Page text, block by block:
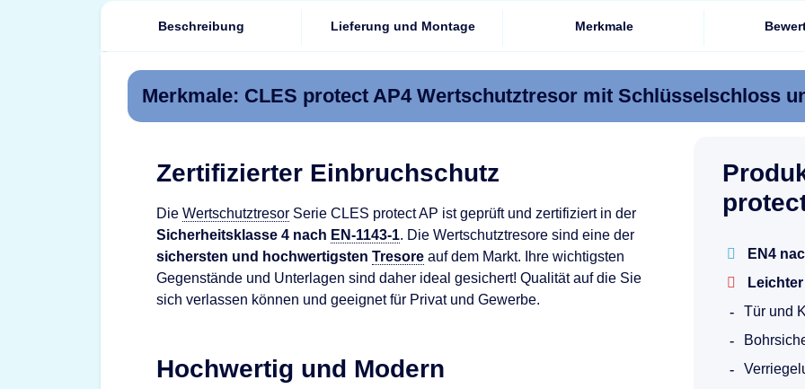
Beschreibung Lieferung und Montage Merkmale
Merkmale: CLES protect AP4 Wertschutztresor mit Schlüsselschloss
Zertifizierter Einbruchschutz
Die Wertschutztresor Serie CLES protect AP ist geprüft und zertifiziert in der
Sicherheitsklasse 4 nach EN-1143-1. Die Wertschutztresore sind eine der
sichersten und hochwertigsten Tresore auf dem Markt. Ihre wichtigsten
Gegenstände und Unterlagen sind daher ideal gesichert! Qualität auf die Sie
sich verlassen können und geeignet für Privat und Gewerbe.
Hochwertig und Modern
EN4
Tür und